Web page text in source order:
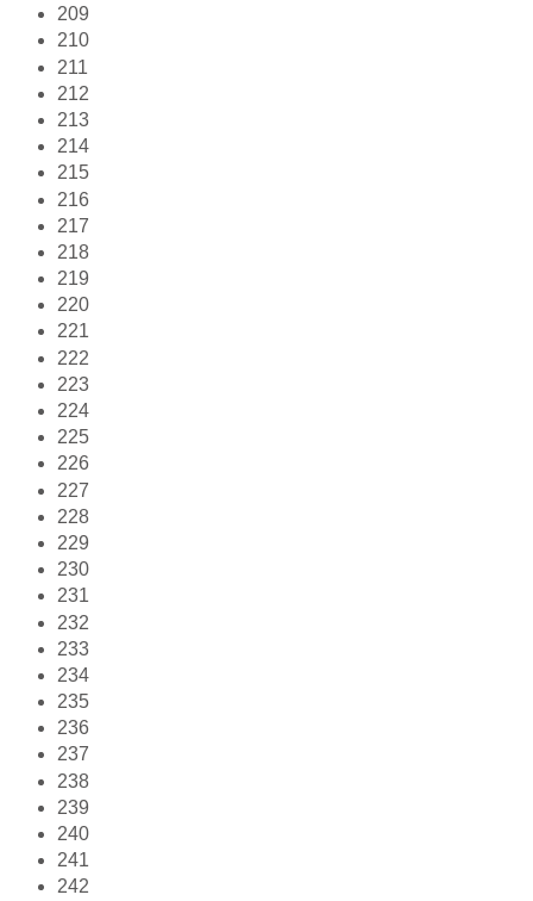
209
210
211
212
213
214
215
216
217
218
219
220
221
222
223
224
225
226
227
228
229
230
231
232
233
234
235
236
237
238
239
240
241
242